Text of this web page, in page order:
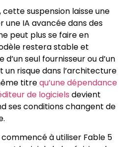
suspension laisse une
une IA avancée dans des
peut plus se faire en
restera stable et
seul fournisseur ou d’un
un risque dans l’architecture
titrequ’une dépendance
de logiciels devient
ses conditions changent de
à utiliser Fable 5